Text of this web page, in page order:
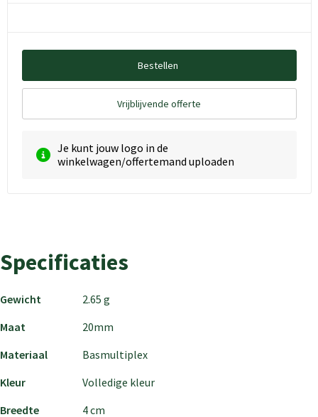
Bestellen
Vrijblijvende offerte
Je kunt jouw logo in de
winkelwagen/offertemand uploaden
Specificaties
Gewicht
2.65 g
Maat
20mm
Materiaal
Basmultiplex
Kleur
Volledige kleur
Breedte
4 cm